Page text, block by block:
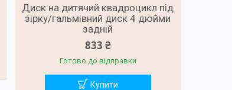
Диск на дитячий квадроцикл під
зірку/гальмівний диск 4 дюйми
задній
833 ₴
Готово до відправки
Купити